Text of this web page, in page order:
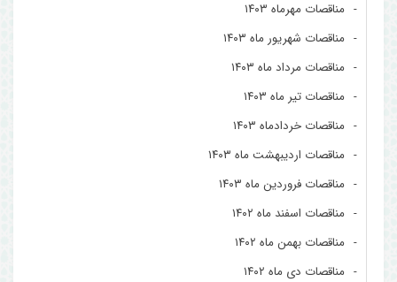
مناقصات مهرماه ۱۴۰۳
مناقصات شهریور ماه ۱۴۰۳
مناقصات مرداد ماه ۱۴۰۳
مناقصات تیر ماه ۱۴۰۳
مناقصات خردادماه ۱۴۰۳
مناقصات اردیبهشت ماه ۱۴۰۳
مناقصات فروردین ماه ۱۴۰۳
مناقصات اسفند ماه ۱۴۰۲
مناقصات بهمن ماه ۱۴۰۲
مناقصات دی ماه ۱۴۰۲